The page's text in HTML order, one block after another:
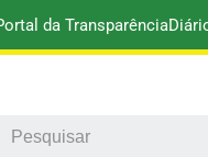
da Transparência
Search